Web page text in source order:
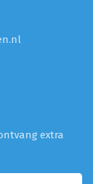
extra